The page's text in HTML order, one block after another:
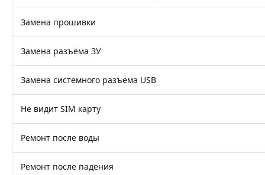
Замена прошивки
Замена разъёма ЗУ
Замена системного разъёма USB
Не видит SIM карту
Ремонт после воды
Ремонт после падения